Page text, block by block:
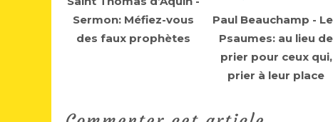
Sermon: Méfiez-vous
des faux prophètes
Paul Beauchamp -
Psaumes: au lieu de
prier pour ceux qui,
prier à leur place